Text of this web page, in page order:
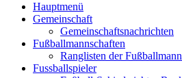
Hauptmenü
Gemeinschaft
Gemeinschaftsnachrichten
Fußballmannschaften
Ranglisten der
Fussballspieler